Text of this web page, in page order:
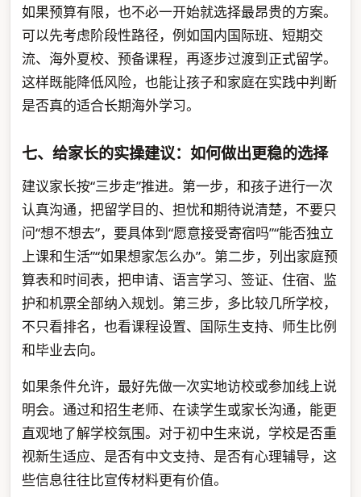
如果预算有限，也不必一开始就选择最昂贵的方案。
可以先考虑阶段性路径，例如国内国际班、短期交
流、海外夏校、预备课程，再逐步过渡到正式留学。
这样既能降低风险，也能让孩子和家庭在实践中判断
是否真的适合长期海外学习。
七、给家长的实操建议：如何做出更稳的选择
建议家长按“三步走”推进。第一步，和孩子进行一次
认真沟通，把留学目的、担忧和期待说清楚，不要只
问“想不想去”，要具体到“愿意接受寄宿吗”“能否独立
上课和生活”“如果想家怎么办”。第二步，列出家庭预
算表和时间表，把申请、语言学习、签证、住宿、监
护和机票全部纳入规划。第三步，多比较几所学校，
不只看排名，也看课程设置、国际生支持、师生比例
和毕业去向。
如果条件允许，最好先做一次实地访校或参加线上说
明会。通过和招生老师、在读学生或家长沟通，能更
直观地了解学校氛围。对于初中生来说，学校是否重
视新生适应、是否有中文支持、是否有心理辅导，这
些信息往往比宣传材料更有价值。